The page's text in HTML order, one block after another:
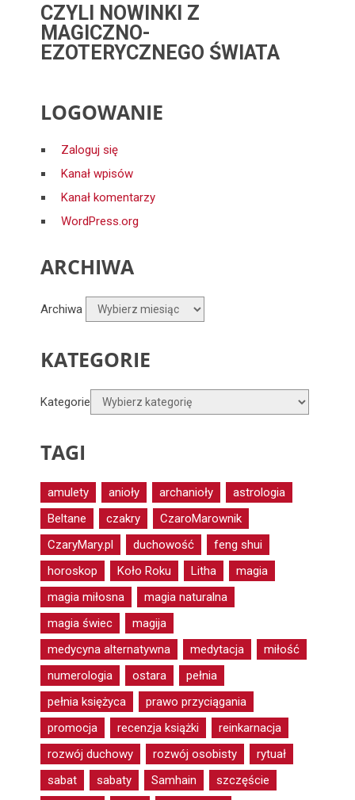
CZYLI NOWINKI Z
MAGICZNO-
EZOTERYCZNEGO ŚWIATA
LOGOWANIE
Zaloguj się
Kanał wpisów
Kanał komentarzy
WordPress.org
ARCHIWA
Archiwa
KATEGORIE
Kategorie
TAGI
amulety anioły archanioły
astrologia
Beltane
czakry
CzaroMarownik
CzaryMary.pl
duchowość
feng shui
horoskop
Koło Roku Litha
magia
magia miłosna
magia naturalna
magia świec
magija
medycyna alternatywna
medytacja
miłość
numerologia
ostara
pełnia
pełnia księżyca
prawo przyciągania
promocja
recenzja książki
reinkarnacja
rozwój duchowy
rozwój osobisty
rytuał
sabat
sabaty Samhain
szczęście